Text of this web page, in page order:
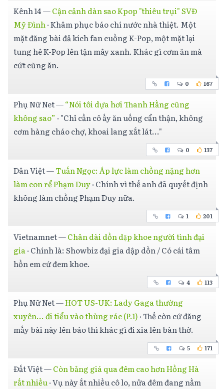
Kênh 14—Cận cảnh dàn sao Kpop "thiêu trụi" SVĐ
Mỹ Đình·Khâm phục báo chí nước nhà thiệt. Một
mặt đăng bài đả kích fan cuồng K-Pop, một mặt lại
tung hê K-Pop lên tận mây xanh. Khác gì cơm ăn mà
cứt cũng ăn.
0 167
Phụ Nữ Net—“Nói tôi dựa hơi Thanh Hằng cũng
không sao” · "Chỉ cần cô ấy ăn uống cẩn thận, không
cơm hàng cháo chợ, khoai lang xắt lát..."
0 137
Dân Việt—Tuấn Ngọc: Áp lực làm chồng nặng hơn
làm con rể Phạm Duy· Chính vì thế anh đã quyết định
không làm chồng Phạm Duy nữa.
1 201
Vietnamnet—Chân dài dồn dập khoe người tình đại
gia· Chính là: Showbiz đại gia dập dồn / Có cái tâm
hồn em cứ đem khoe.
4 113
Phụ Nữ Net—HOT US-UK: Lady Gaga thường
xuyên... đi tiểu vào thùng rác (P.1) ·Thế còn cứ đăng
mấy bài này lên báo thì khác gì đi xia lên bàn thờ.
5 171
Đất Việt—Còn bảng giá qua đêm cao hơn Hồng Hà
rất nhiều·Vụ này ắt nhiều cô lo, nửa đêm đang nằm